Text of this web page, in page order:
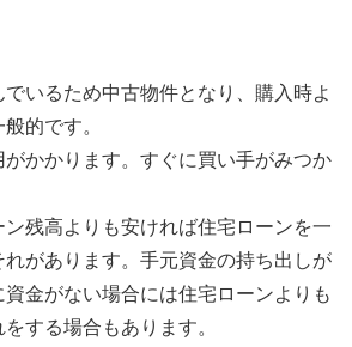
いるため中古物件となり、購入時よ
的です。
かかります。すぐに買い手がみつか
残高よりも安ければ住宅ローンを一
があります。手元資金の持ち出しが
金がない場合には住宅ローンよりも
する場合もあります。